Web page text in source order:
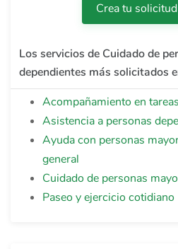
Crea tu
Los servicios de Cuidado de
dependientes más solicitados
Acompañamiento en
Asistencia a personas
Ayuda con personas
general
Cuidado de personas
Paseo y ejercicio cotidiano